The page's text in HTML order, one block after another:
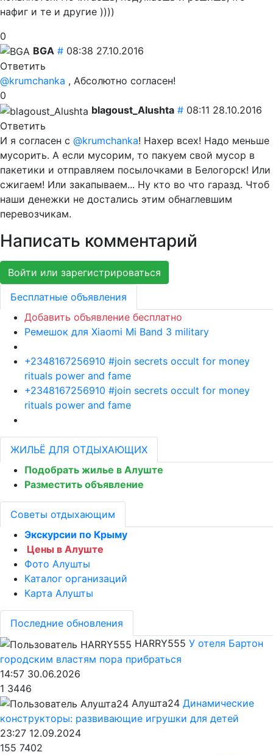
нафиг и те и другие ))))
0
BGA # 08:38 27.10.2016
Ответить
@krumchanka , Абсолютно согласен!
0
blagoust_Alushta # 08:11 28.10.2016
Ответить
И я согласен с @krumchanka! Нахер всех! Надо меньше
мусорить. А если мусорим, то пакуем свой мусор в
пакетики и отправляем посылочками в Белогорск! Или
сжигаем! Или закапываем... Ну кто во что гаразд. Чтоб
наши денежки не достались этим обнаглевшим
перевозчикам.
Написать комментарий
Войти или зарегистрироваться
Бесплатные объявления
Добавить объявление бесплатно
Ремешок для Xiaomi Mi Band 3 military
+2348167256910 #join secrets occult for money
rituals power and fame
+2348167256910 #join secrets occult for money
rituals power and fame
ЖИЛЬЁ ДЛЯ ОТДЫХАЮЩИХ
Подобрать жилье в Алуште
Разместить объявление
Советы отдыхающим
Экскурсии по Крыму
Цены в Алуште
Фото Алушты
Каталог организаций
Карта Алушты
Последние обновления
HARRY555 У отеля Бартон
городским властям пора прибраться
14:57 30.06.2026
1 3446
Алушта24 Динамические
конструкторы: развивающие игрушки для детей
23:27 12.09.2024
155 7402